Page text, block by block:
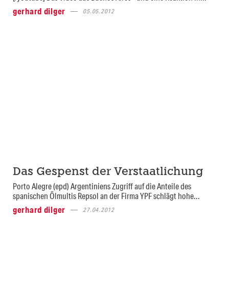
gerhard dilger
05.05.2012
Das Gespenst der Verstaatlichung
Porto Alegre (epd) Argentiniens Zugriff auf die Anteile des
spanischen Ölmultis Repsol an der Firma YPF schlägt hohe...
gerhard dilger
27.04.2012